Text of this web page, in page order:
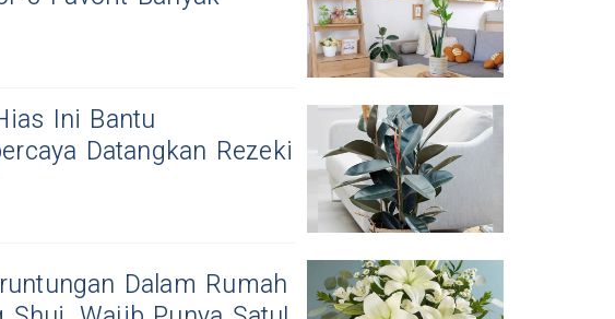
Ini Bantu
Datangkan Rezeki
Dalam Rumah